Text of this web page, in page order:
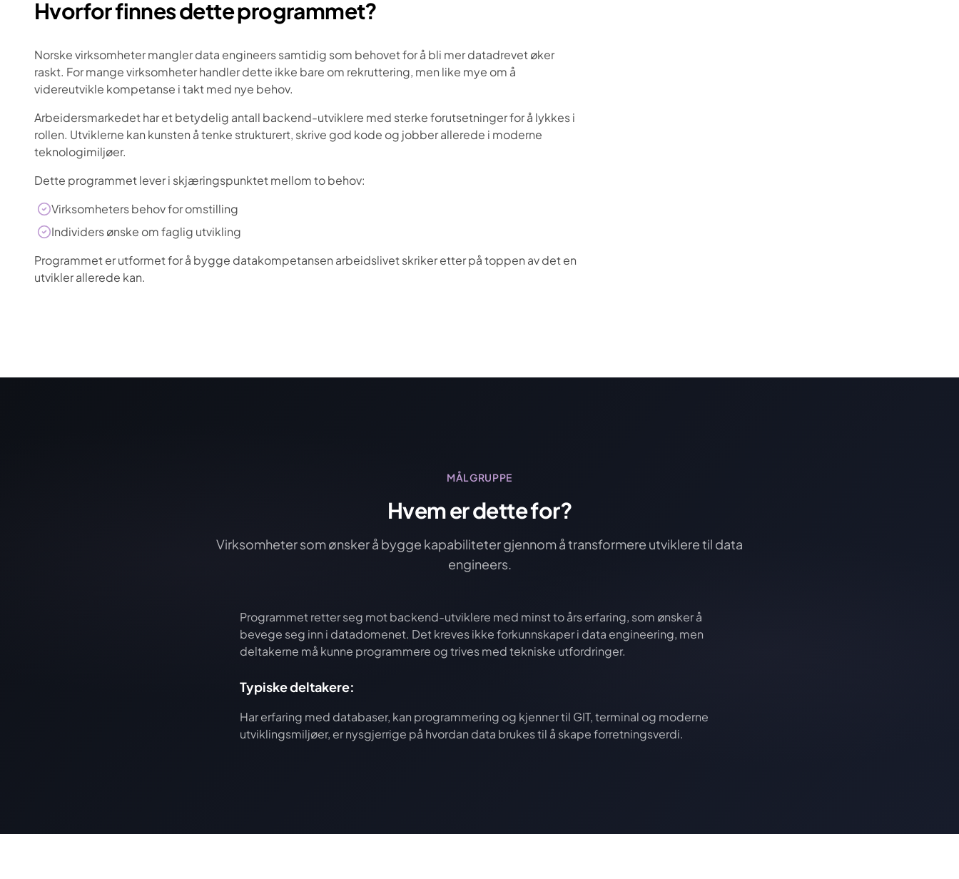
Hvorfor finnes dette programmet?
Norske virksomheter mangler data engineers samtidig som behovet for å bli mer datadrevet øker
raskt. For mange virksomheter handler dette ikke bare om rekruttering, men like mye om å
videreutvikle kompetanse i takt med nye behov.
Arbeidersmarkedet har et betydelig antall backend-utviklere med sterke forutsetninger for å lykkes i
rollen. Utviklerne kan kunsten å tenke strukturert, skrive god kode og jobber allerede i moderne
teknologimiljøer.
Dette programmet lever i skjæringspunktet mellom to behov:
Virksomheters behov for omstilling
Individers ønske om faglig utvikling
Programmet er utformet for å bygge datakompetansen arbeidslivet skriker etter på toppen av det en
utvikler allerede kan.
MÅLGRUPPE
Hvem er dette for?
Virksomheter som ønsker å bygge kapabiliteter gjennom å transformere utviklere til data
engineers.
Programmet retter seg mot backend-utviklere med minst to års erfaring, som ønsker å
bevege seg inn i datadomenet. Det kreves ikke forkunnskaper i data engineering, men
deltakerne må kunne programmere og trives med tekniske utfordringer.
Typiske deltakere:
Har erfaring med databaser, kan programmering og kjenner til GIT, terminal og moderne
utviklingsmiljøer, er nysgjerrige på hvordan data brukes til å skape forretningsverdi.